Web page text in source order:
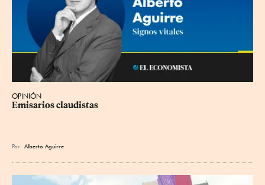
OPINIÓN
Emisarios claudistas
Por Alberto Aguirre